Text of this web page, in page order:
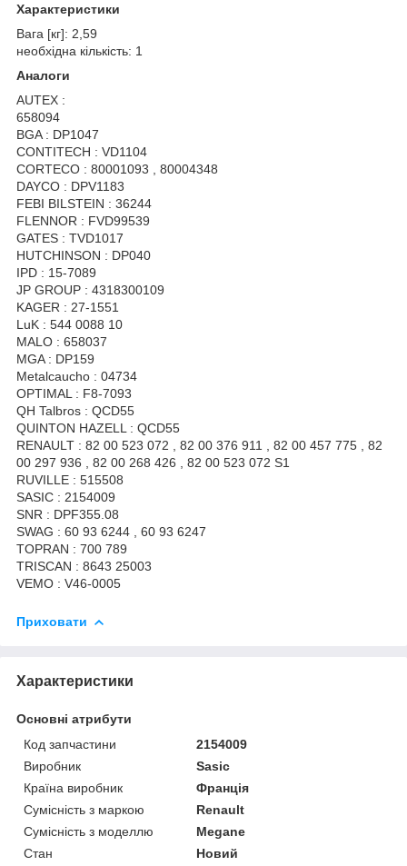
Характеристики
Вага [кг]: 2,59
необхідна кількість: 1
Аналоги
AUTEX :
658094
BGA : DP1047
CONTITECH : VD1104
CORTECO : 80001093 , 80004348
DAYCO : DPV1183
FEBI BILSTEIN : 36244
FLENNOR : FVD99539
GATES : TVD1017
HUTCHINSON : DP040
IPD : 15-7089
JP GROUP : 4318300109
KAGER : 27-1551
LuK : 544 0088 10
MALO : 658037
MGA : DP159
Metalcaucho : 04734
OPTIMAL : F8-7093
QH Talbros : QCD55
QUINTON HAZELL : QCD55
RENAULT : 82 00 523 072 , 82 00 376 911 , 82 00 457 775 , 82
00 297 936 , 82 00 268 426 , 82 00 523 072 S1
RUVILLE : 515508
SASIC : 2154009
SNR : DPF355.08
SWAG : 60 93 6244 , 60 93 6247
TOPRAN : 700 789
TRISCAN : 8643 25003
VEMO : V46-0005
Приховати
Характеристики
Основні атрибути
Код запчастини
2154009
Виробник
Sasic
Країна виробник
Франція
Сумісність з маркою
Renault
Сумісність з моделлю
Megane
Стан
Новий